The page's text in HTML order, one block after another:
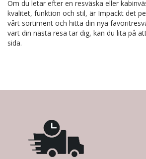
Om du letar efter en resväska eller
kvalitet, funktion och stil, är Impackt det
vårt sortiment och hitta din nya
vart din nästa resa tar dig, kan du lita på
sida.